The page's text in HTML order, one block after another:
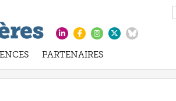
PARTENAIRES